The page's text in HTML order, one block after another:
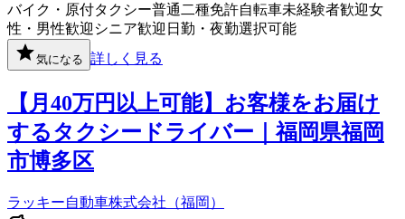
バイク・原付タクシー普通二種免許自転車未経験者歓迎女
性・男性歓迎 シニア歓迎 日勤・夜勤選択可能
気になる 詳しく見る
【月40万円以上可能】お客様をお届け
するタクシードライバー｜福岡県福岡
市博多区
ラッキー自動車株式会社（福岡）